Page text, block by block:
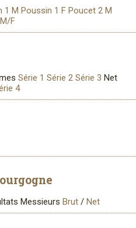
1 M Poussin 1 F Poucet 2 M
F
Série 1 Série 2 Série 3 Net
4
Messieurs Brut / Net